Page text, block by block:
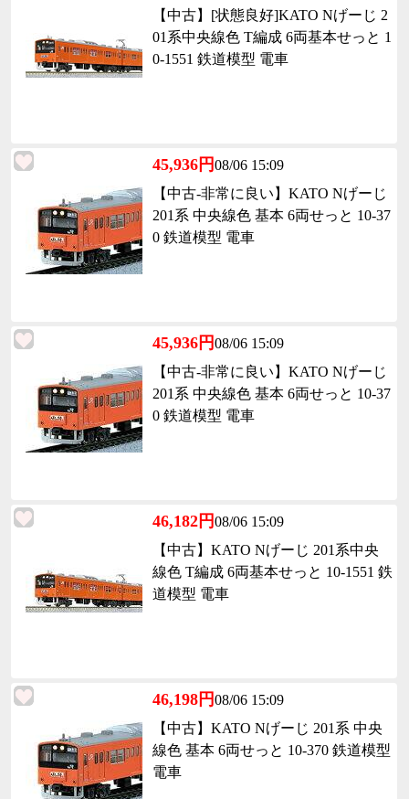
【中古】[状態良好]KATO Nげーじ 2
01系中央線色 T編成 6両基本せっと 1
0-1551 鉄道模型 電車
45,936円08/06 15:09
【中古-非常に良い】KATO Nげーじ
201系 中央線色 基本 6両せっと 10-37
0 鉄道模型 電車
45,936円08/06 15:09
【中古-非常に良い】KATO Nげーじ
201系 中央線色 基本 6両せっと 10-37
0 鉄道模型 電車
46,182円08/06 15:09
【中古】KATO Nげーじ 201系中央
線色 T編成 6両基本せっと 10-1551 鉄
道模型 電車
46,198円08/06 15:09
【中古】KATO Nげーじ 201系 中央
線色 基本 6両せっと 10-370 鉄道模型
電車